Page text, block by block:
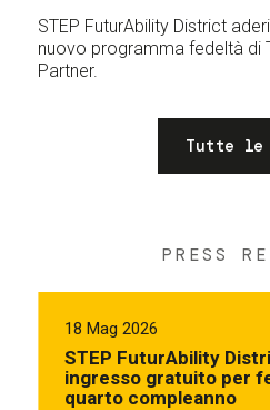
STEP FuturAbility District
nuovo programma fedeltà di
Partner.
Tutte le
PRESS
18 Mag 2026
STEP FuturAbility
ingresso gratuito per
quarto compleanno